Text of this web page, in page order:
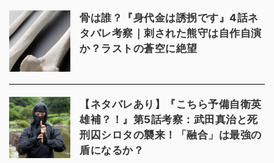
骨は誰？『身代金は誘拐です』4話ネ
タバレ考察｜刺された熊守は自作自演
か？ラストの蒼空に絶望
【ネタバレあり】『こちら予備自衛英
雄補？！』第5話考察：武田真治と死
刑囚シロタの襲来！「融合」は最強の
盾になるか？